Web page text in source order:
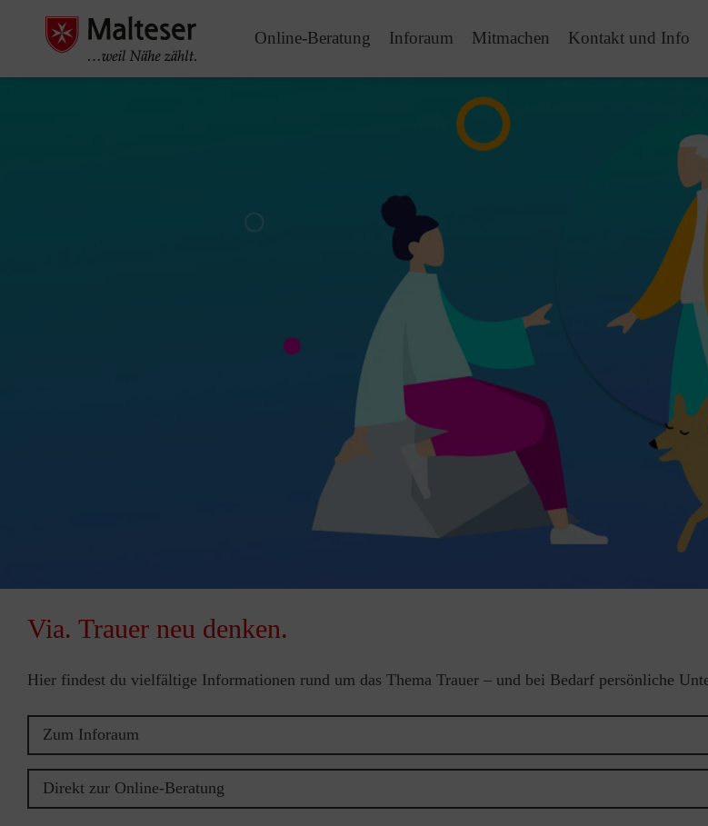
Online-Beratung Inforaum Mitmachen Kontakt und Info
Via. Trauer neu denken.
Hier findest du vielfältige Informationen rund um das Thema Trauer – und bei Bedarf persönliche
Zum Inforaum
Direkt zur Online-Beratung